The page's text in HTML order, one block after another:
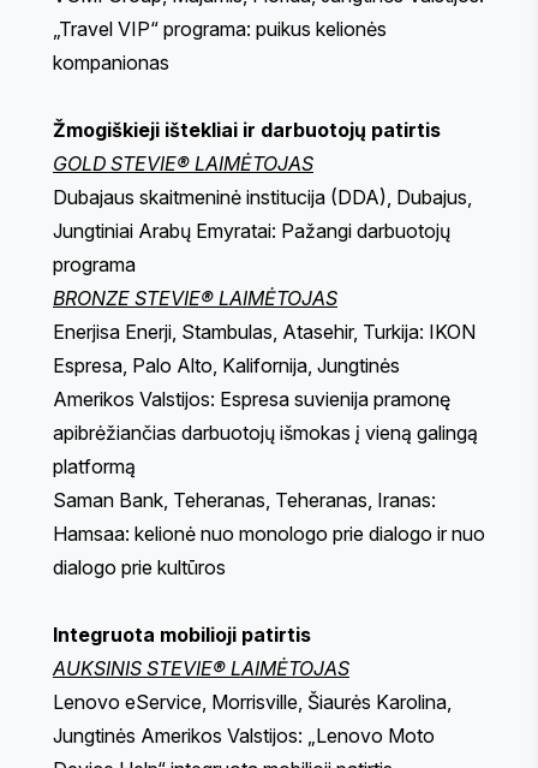
„Travel VIP“ programa: puikus kelionės
kompanionas
Žmogiškieji ištekliai ir darbuotojų patirtis
GOLD STEVIE® LAIMĖTOJAS
Dubajaus skaitmeninė institucija (DDA), Dubajus,
Jungtiniai Arabų Emyratai: Pažangi darbuotojų
programa
BRONZE STEVIE® LAIMĖTOJAS
Enerjisa Enerji, Stambulas, Atasehir, Turkija: IKON
Espresa, Palo Alto, Kalifornija, Jungtinės
Amerikos Valstijos: Espresa suvienija pramonę
apibrėžiančias darbuotojų išmokas į vieną galingą
platformą
Saman Bank, Teheranas, Teheranas, Iranas:
Hamsaa: kelionė nuo monologo prie dialogo ir nuo
dialogo prie kultūros
Integruota mobilioji patirtis
AUKSINIS STEVIE® LAIMĖTOJAS
Lenovo eService, Morrisville, Šiaurės Karolina,
Jungtinės Amerikos Valstijos: „Lenovo Moto